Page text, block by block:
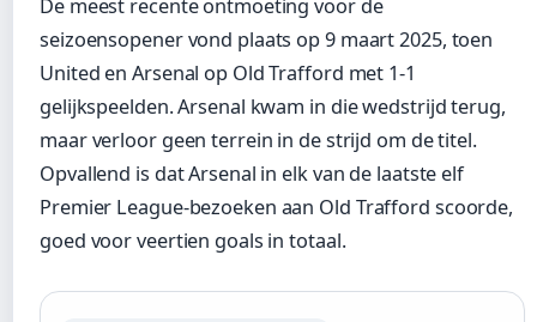
De meest recente ontmoeting voor de
seizoensopener vond plaats op 9 maart 2025, toen
United en Arsenal op Old Trafford met 1-1
gelijkspeelden. Arsenal kwam in die wedstrijd terug,
maar verloor geen terrein in de strijd om de titel.
Opvallend is dat Arsenal in elk van de laatste elf
Premier League-bezoeken aan Old Trafford scoorde,
goed voor veertien goals in totaal.